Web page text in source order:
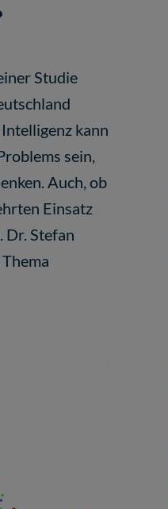
Studie
kann
sein,
Auch, ob
Einsatz
Dr. Stefan